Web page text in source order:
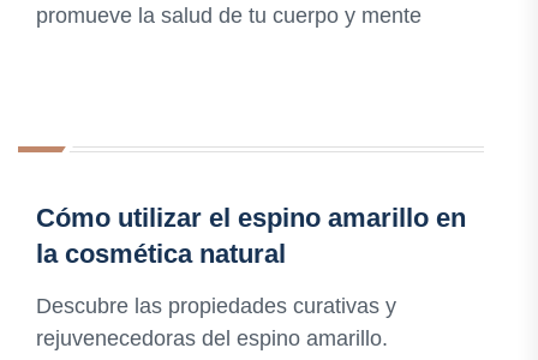
promueve la salud de tu cuerpo y mente
Cómo utilizar el espino amarillo en
la cosmética natural
Descubre las propiedades curativas y
rejuvenecedoras del espino amarillo.